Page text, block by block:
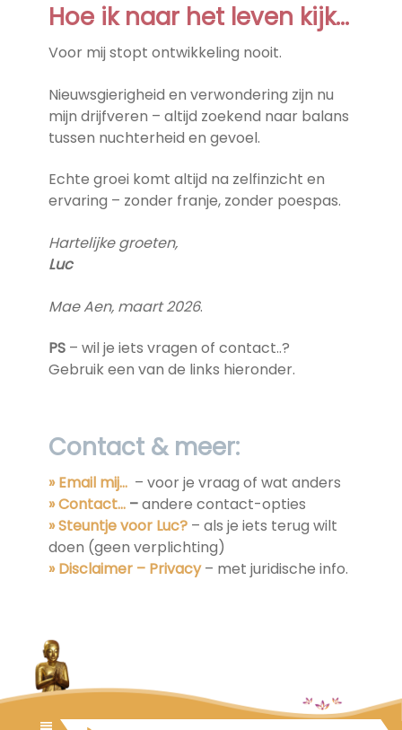
Hoe ik naar het leven kijk…
Voor mij stopt ontwikkeling nooit.
Nieuwsgierigheid en verwondering zijn nu
mijn drijfveren – altijd zoekend naar balans
tussen nuchterheid en gevoel.
Echte groei komt altijd na zelfinzicht en
ervaring – zonder franje, zonder poespas.
Hartelijke groeten,
Luc
Mae Aen, maart 2026.
PS– wil je iets vragen of contact..?
Gebruik een van de links hieronder.
Contact & meer:
» Email mij… – voor je vraag of wat anders
» Contact…–andere contact-opties
» Steuntje voor Luc?– als je iets terug wilt
doen (geen verplichting)
» Disclaimer – Privacy– met juridische info.